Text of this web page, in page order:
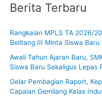
u
t
k
Berita Terbaru
Rangkaian MPLS TA 2026/
Belitang III Minta Siswa Baru
Awali Tahun Ajaran Baru,
Siswa Baru Sekaligus Lepas
Gelar Pembagian Raport,
Capaian Gemilang Kelas